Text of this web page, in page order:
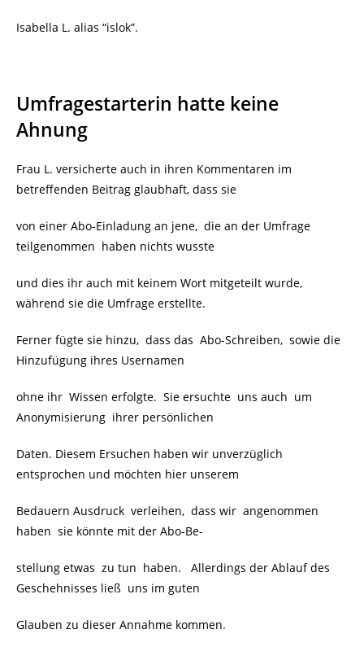
Isabella L. alias “islok”.
Umfragestarterin hatte keine
Ahnung
Frau L. versicherte auch in ihren Kommentaren im
betreffenden Beitrag glaubhaft, dass sie
von einer Abo-Einladung an jene, die an der Umfrage
teilgenommen haben nichts wusste
und dies ihr auch mit keinem Wort mitgeteilt wurde,
während sie die Umfrage erstellte.
Ferner fügte sie hinzu, dass das Abo-Schreiben, sowie die
Hinzufügung ihres Usernamen
ohne ihr Wissen erfolgte. Sie ersuchte uns auch um
Anonymisierung ihrer persönlichen
Daten. Diesem Ersuchen haben wir unverzüglich
entsprochen und möchten hier unserem
Bedauern Ausdruck verleihen, dass wir angenommen
haben sie könnte mit der Abo-Be-
stellung etwas zu tun haben.
Allerdings der Ablauf des
Geschehnisses ließ uns im guten
Glauben zu dieser Annahme kommen.